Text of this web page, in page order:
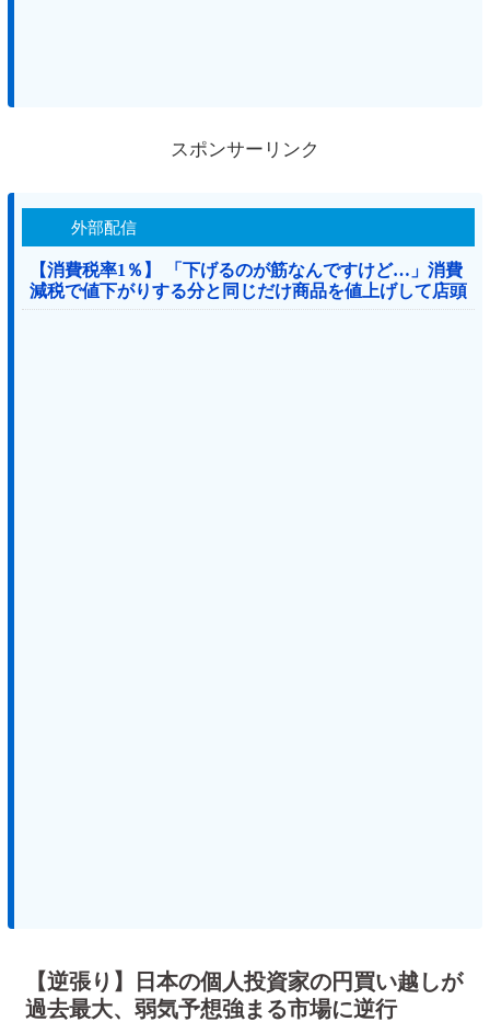
スポンサーリンク
外部配信
【消費税率1％】 「下げるのが筋なんですけど…」消費
減税で値下がりする分と同じだけ商品を値上げして店頭
価格を変えない店も
【逆張り】日本の個人投資家の円買い越しが
過去最大、弱気予想強まる市場に逆行